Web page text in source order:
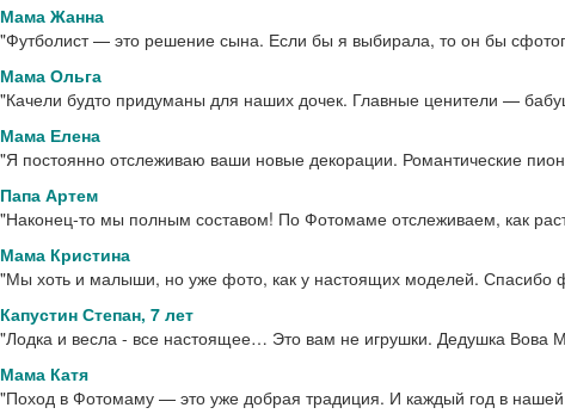
- сертификат на фотосессию.
приобрести фотосувениры
Мама Жанна
"Футболист — это решение сына. Если бы я выбирала, то он бы
Мама Ольга
"Качели будто придуманы для наших дочек. Главные ценители —
Мама Елена
"Я постоянно отслеживаю ваши новые декорации. Романтические
Папа Артем
"Наконец-то мы полным составом! По Фотомаме отслеживаем, как
Мама Кристина
"Мы хоть и малыши, но уже фото, как у настоящих моделей. Спасибо
Капустин Степан, 7 лет
"Лодка и весла - все настоящее… Это вам не игрушки. Дедушка Вова
Мама Катя
"Поход в Фотомаму — это уже добрая традиция. И каждый год в